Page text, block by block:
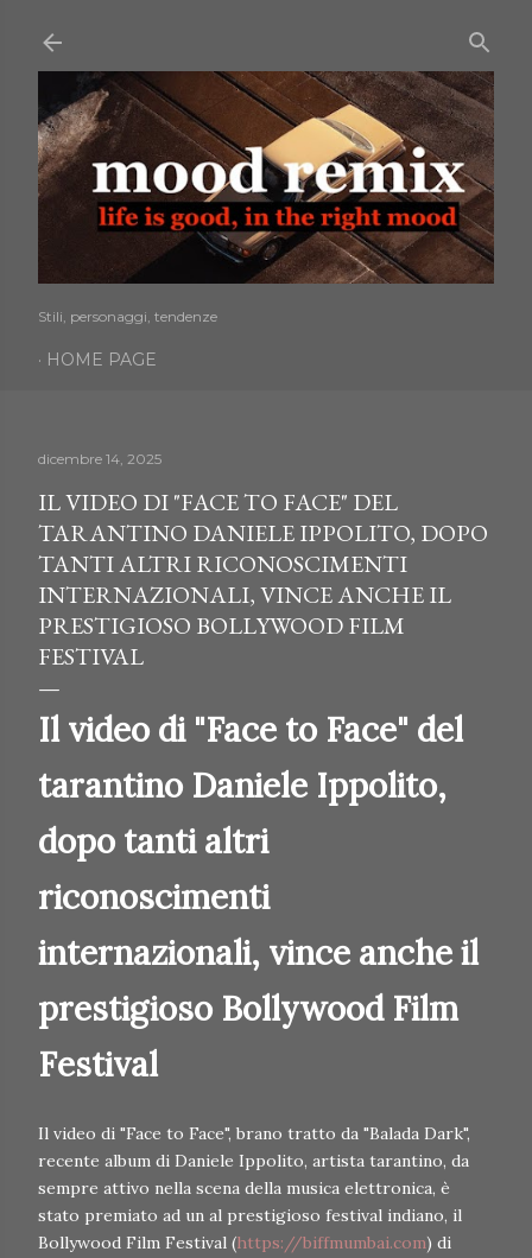
Stili, personaggi, tendenze
HOME PAGE
dicembre 14, 2025
IL VIDEO DI "FACE TO FACE" DEL
TARANTINO DANIELE IPPOLITO, DOPO
TANTI ALTRI RICONOSCIMENTI
INTERNAZIONALI, VINCE ANCHE IL
PRESTIGIOSO BOLLYWOOD FILM
FESTIVAL
Il video di "Face to Face" del
tarantino Daniele Ippolito,
dopo tanti altri
riconoscimenti
internazionali, vince anche il
prestigioso Bollywood Film
Festival
Il video di "Face to Face", brano tratto da "Balada Dark",
recente album di Daniele Ippolito, artista tarantino, da
sempre attivo nella scena della musica elettronica, è
stato premiato ad un al prestigioso festival indiano, il
Bollywood Film Festival (https://biffmumbai.com) di